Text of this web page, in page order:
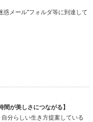
惑メール"フォルダ等に到達して
間が美しさにつながる】
分らしい生き方提案している